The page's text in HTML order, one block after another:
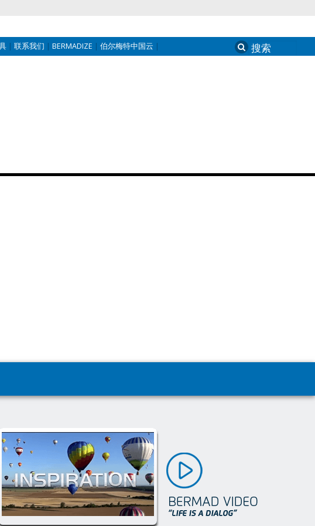
联系我们 BERMADIZE 伯尔梅特中国云 Search
for: